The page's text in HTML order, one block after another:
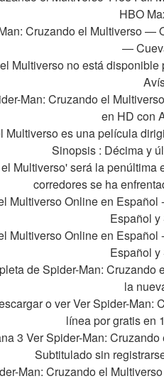
HBO
Cruzando el Multiverso
—
Multiverso no está
Man: Cruzando el
en HD con
Multiverso es una película
Sinopsis : Décima y
Multiverso' será la
corredores se ha
Multiverso Online en
Español
Multiverso Online en
Español
de Spider-Man:
la
o ver Ver Spider-
línea por gratis en
3 Ver Spider-Man:
Subtitulado sin
Man: Cruzando el